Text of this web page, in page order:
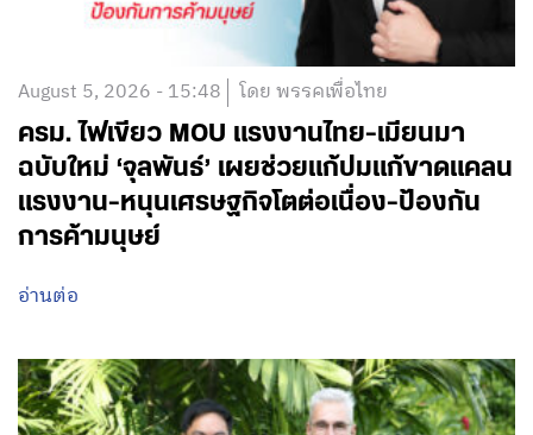
August 5, 2026 - 15:48 โดย พรรคเพื่อไทย
ครม. ไฟเขียว MOU แรงงานไทย-เมียนมา
ฉบับใหม่ ‘จุลพันธ์’ เผยช่วยแก้ปมแก้ขาดแคลน
แรงงาน-หนุนเศรษฐกิจโตต่อเนื่อง-ป้องกัน
การค้ามนุษย์
อ่านต่อ